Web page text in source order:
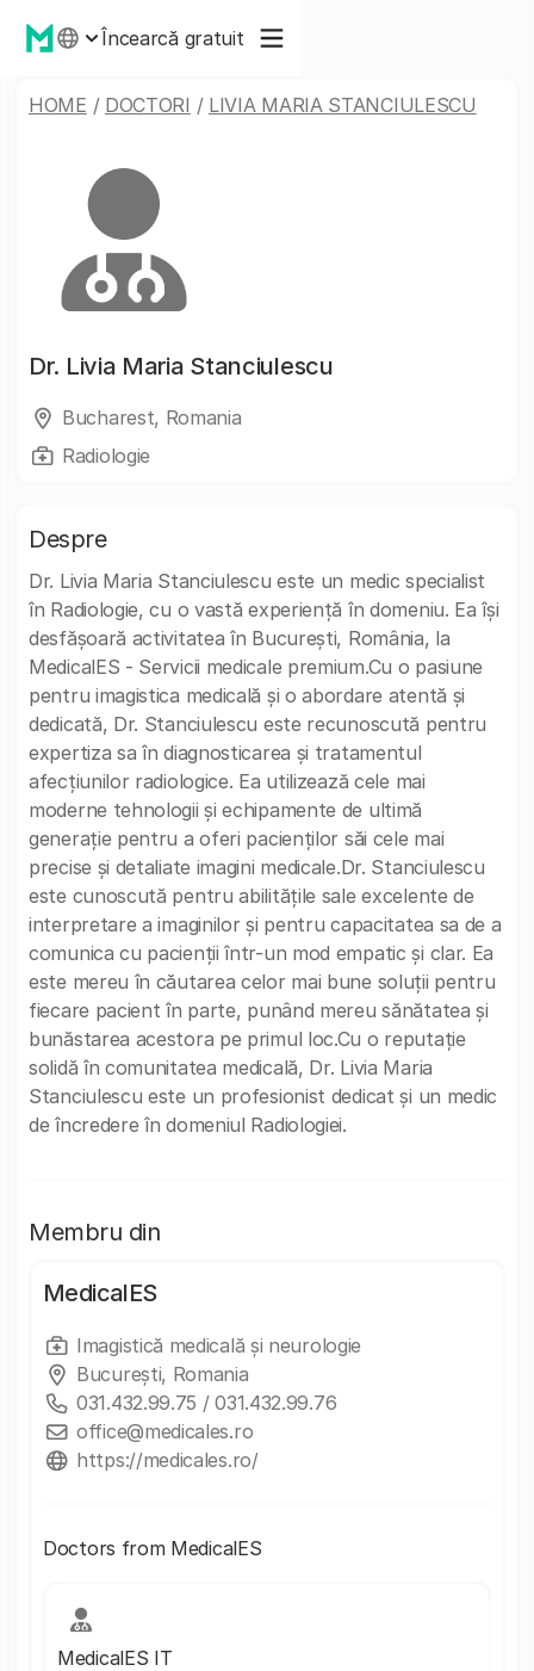
Încearcă gratuit
HOME / DOCTORI / LIVIA MARIA STANCIULESCU
Dr. Livia Maria Stanciulescu
Bucharest, Romania
Radiologie
Despre
Dr. Livia Maria Stanciulescu este un medic specialist
în Radiologie, cu o vastă experiență în domeniu. Ea își
desfășoară activitatea în București, România, la
MedicalES - Servicii medicale premium.Cu o pasiune
pentru imagistica medicală și o abordare atentă și
dedicată, Dr. Stanciulescu este recunoscută pentru
expertiza sa în diagnosticarea și tratamentul
afecțiunilor radiologice. Ea utilizează cele mai
moderne tehnologii și echipamente de ultimă
generație pentru a oferi pacienților săi cele mai
precise și detaliate imagini medicale.Dr. Stanciulescu
este cunoscută pentru abilitățile sale excelente de
interpretare a imaginilor și pentru capacitatea sa de a
comunica cu pacienții într-un mod empatic și clar. Ea
este mereu în căutarea celor mai bune soluții pentru
fiecare pacient în parte, punând mereu sănătatea și
bunăstarea acestora pe primul loc.Cu o reputație
solidă în comunitatea medicală, Dr. Livia Maria
Stanciulescu este un profesionist dedicat și un medic
de încredere în domeniul Radiologiei.
Membru din
MedicalES
Imagistică medicală și neurologie
București, Romania
031.432.99.75 / 031.432.99.76
office@medicales.ro
https://medicales.ro/
Doctors from MedicalES
MedicalES IT